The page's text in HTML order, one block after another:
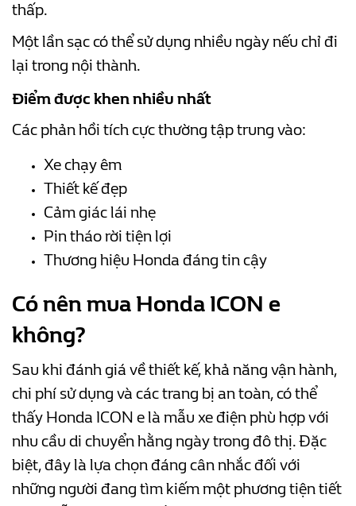
thấp.
Một lần sạc có thể sử dụng nhiều ngày nếu chỉ đi
lại trong nội thành.
Điểm được khen nhiều nhất
Các phản hồi tích cực thường tập trung vào:
Xe chạy êm
Thiết kế đẹp
Cảm giác lái nhẹ
Pin tháo rời tiện lợi
Thương hiệu Honda đáng tin cậy
Có nên mua Honda ICON e
không?
Sau khi đánh giá về thiết kế, khả năng vận hành,
chi phí sử dụng và các trang bị an toàn, có thể
thấy Honda ICON e là mẫu xe điện phù hợp với
nhu cầu di chuyển hằng ngày trong đô thị. Đặc
biệt, đây là lựa chọn đáng cân nhắc đối với
những người đang tìm kiếm một phương tiện tiết